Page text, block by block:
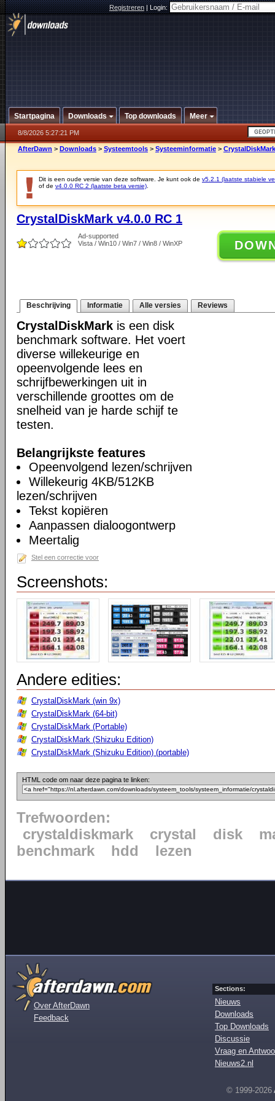
Registreren|Login:
Startpagina Downloads Top downloads Meer
8/8/2026 5:27:21 PM
AfterDawn > Downloads > Systeemtools > Systeeminformatie >
Dit is een oude versie van deze software. Je kunt ook de v5.2.1 (laatste stabiele
of de v4.0.0 RC 2 (laatste beta versie)
CrystalDiskMark v4.0.0 RC 1
Ad-supported
Vista / Win10 / Win7 / Win8 / WinXP
Beschrijving Informatie Alle versies Reviews
CrystalDiskMark is een disk
benchmark software. Het voert
diverse willekeurige en
opeenvolgende lees en
schrijfbewerkingen uit in
verschillende groottes om de
snelheid van je harde schijf te
testen.
Belangrijkste features
Opeenvolgend lezen/schrijven
Willekeurig 4KB/512KB
lezen/schrijven
Tekst kopiëren
Aanpassen dialoogontwerp
Meertalig
Stel een correctie voor
Screenshots:
Andere edities:
CrystalDiskMark (win 9x)
CrystalDiskMark (64-bit)
CrystalDiskMark (Portable)
CrystalDiskMark (Shizuku Edition)
CrystalDiskMark (Shizuku Edition) (portable)
HTML code om naar deze pagina te linken:
Trefwoorden:
crystaldiskmark
crystal disk
benchmark
hdd lezen
Over AfterDawn
Feedback
Sections:
Nieuws
Downloads
Top Downloads
Discussie
Vraag en
Nieuws2.nl
© 1999-2026